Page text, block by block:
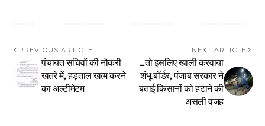
PREVIOUS ARTICLE
पंचायत सचिवों की नौकरी
खतरे में, हड़ताल खत्म करने
का अल्टीमेटम
NEXT ARTICLE
…तो इसलिए खाली करवाया
शंभू बॉर्डर, पंजाब सरकार ने
बताई किसानों को हटाने की
असली वजह